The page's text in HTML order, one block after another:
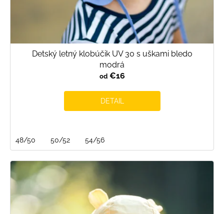
Detský letný klobúčik UV 30 s uškami bledo
modrá
od€16
DETAIL
48/50 50/52 54/56